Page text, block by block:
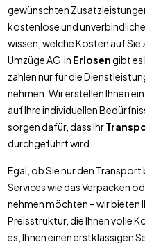
gewünschten
kostenlose und
wissen, welche Kosten auf
Umzüge AG in Erlosengibt es
zahlen nur für die
nehmen. Wir erstellen Ihnen
auf Ihre individuellen
sorgen dafür, dass Ihr
durchgeführt wird.
Egal, ob Sie nur den
Services wie das Verpacken
nehmen möchten – wir bieten
Preisstruktur, die Ihnen volle
es, Ihnen einen erstklassigen